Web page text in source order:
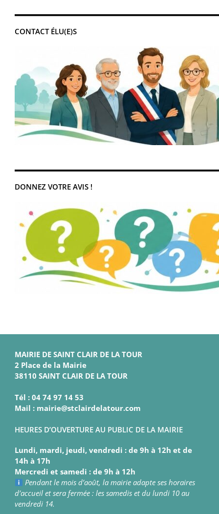
CONTACT ÉLU(E)S
DONNEZ VOTRE AVIS !
MAIRIE DE SAINT CLAIR DE LA TOUR
2 Place de la Mairie
38110 SAINT CLAIR DE LA TOUR
Tél : 04 74 97 14 53
Mail : mairie@stclairdelatour.com
HEURES D’OUVERTURE AU PUBLIC DE LA MAIRIE
Lundi, mardi, jeudi, vendredi : de 9h à 12h et de
14h à 17h
Mercredi et samedi : de 9h à 12h
Pendant le mois d’août, la mairie adapte ses horaires
d’accueil et sera fermée : les samedis et du lundi 10 au
vendredi 14.